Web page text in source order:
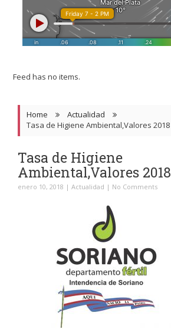
Feed has no items.
Home
Actualidad
Tasa de Higiene Ambiental,Valores 2018
Tasa de Higiene
Ambiental,Valores 2018
enero 10, 2018 | Actualidad | No Comments